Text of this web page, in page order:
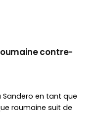
contre-
Sandero en tant que
roumaine suit de